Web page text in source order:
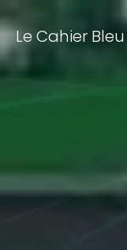
Le Cahier Bleu